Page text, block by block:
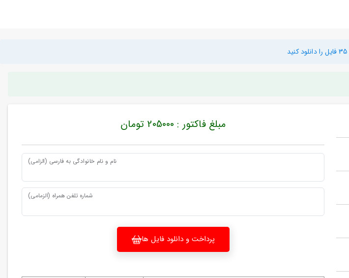
مبلغ فاکتور : 205000 تومان
نام و نام خانوادگی به فارسی (الزامی)
شماره تلفن همراه (الزمامی)
پرداخت و دانلود فایل ها